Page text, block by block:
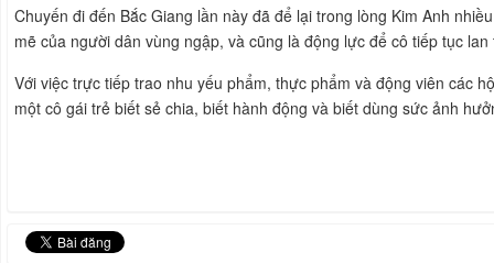
Chuyến đi đến Bắc Giang lần này đã để lại trong lòng Kim Anh
mẽ của người dân vùng ngập, và cũng là động lực để cô tiếp tục
Với việc trực tiếp trao nhu yếu phẩm, thực phẩm và động viên các
một cô gái trẻ biết sẻ chia, biết hành động và biết dùng sức ảnh